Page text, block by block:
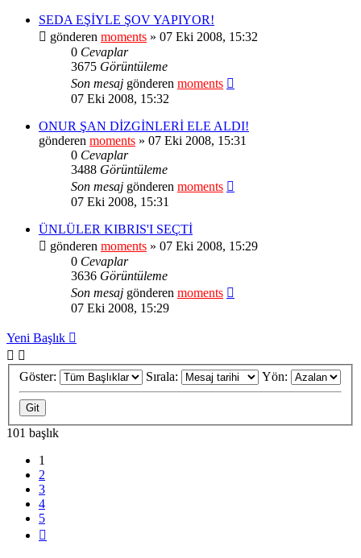
SEDA EŞİYLE ŞOV YAPIYOR!
gönderen moments » 07 Eki 2008, 15:32
0 Cevaplar
3675 Görüntüleme
Son mesaj gönderen moments
07 Eki 2008, 15:32
ONUR ŞAN DİZGİNLERİ ELE ALDI!
gönderen moments » 07 Eki 2008, 15:31
0 Cevaplar
3488 Görüntüleme
Son mesaj gönderen moments
07 Eki 2008, 15:31
ÜNLÜLER KIBRIS'I SEÇTİ
gönderen moments » 07 Eki 2008, 15:29
0 Cevaplar
3636 Görüntüleme
Son mesaj gönderen moments
07 Eki 2008, 15:29
Yeni Başlık
Göster: Sırala: Yön:
101 başlık
1
2
3
4
5